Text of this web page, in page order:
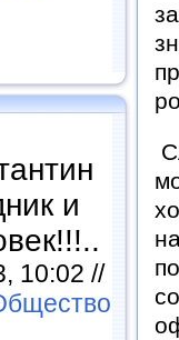
и
10:02 //